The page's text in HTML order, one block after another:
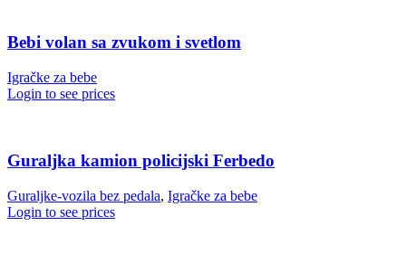
Bebi volan sa zvukom i svetlom
Igračke za bebe
Login to see prices
Guraljka kamion policijski Ferbedo
Guraljke-vozila bez pedala, Igračke za bebe
Login to see prices